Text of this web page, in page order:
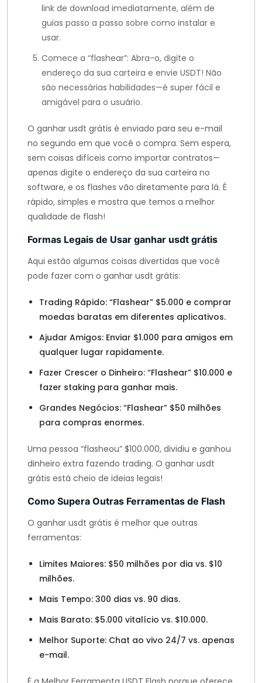
link de download imediatamente, além de
guias passo a passo sobre como instalar e
usar.
Comece a “flashear”: Abra-o, digite o
endereço da sua carteira e envie USDT! Não
são necessárias habilidades—é super fácil e
amigável para o usuário.
O ganhar usdt grátis é enviado para seu e-mail
no segundo em que você o compra. Sem espera,
sem coisas difíceis como importar contratos—
apenas digite o endereço da sua carteira no
software, e os flashes vão diretamente para lá. É
rápido, simples e mostra que temos a melhor
qualidade de flash!
Formas Legais de Usar ganhar usdt grátis
Aqui estão algumas coisas divertidas que você
pode fazer com o ganhar usdt grátis:
Trading Rápido: “Flashear” $5.000 e comprar
moedas baratas em diferentes aplicativos.
Ajudar Amigos: Enviar $1.000 para amigos em
qualquer lugar rapidamente.
Fazer Crescer o Dinheiro: “Flashear” $10.000 e
fazer staking para ganhar mais.
Grandes Negócios: “Flashear” $50 milhões
para compras enormes.
Uma pessoa “flasheou” $100.000, dividiu e ganhou
dinheiro extra fazendo trading. O ganhar usdt
grátis está cheio de ideias legais!
Como Supera Outras Ferramentas de Flash
O ganhar usdt grátis é melhor que outras
ferramentas:
Limites Maiores: $50 milhões por dia vs. $10
milhões.
Mais Tempo: 300 dias vs. 90 dias.
Mais Barato: $5.000 vitalício vs. $10.000.
Melhor Suporte: Chat ao vivo 24/7 vs. apenas
e-mail.